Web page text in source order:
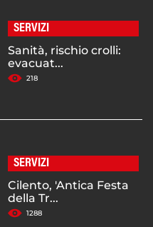
SERVIZI
Sanità, rischio crolli:
evacuat...
218
SERVIZI
Cilento, 'Antica Festa
della Tr...
1288